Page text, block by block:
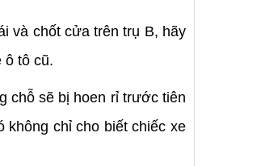
và chốt cửa trên trụ B, hãy
ô tô cũ.
chỗ sẽ bị hoen rỉ trước tiên
chỉ cho biết chiếc xe